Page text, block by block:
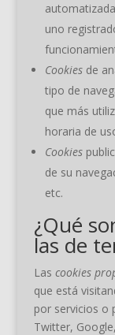
uno
Cookiesde
tipo de
que más
horaria de
Cookies
de su
etc.
¿Qué
las de
Las cookies
que está
por servicios o
Twitter,